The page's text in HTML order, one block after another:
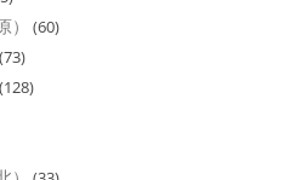
(60)
(73)
(128)